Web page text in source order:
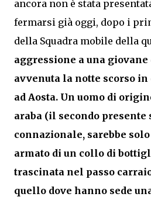
ancora non è stata
fermarsi già oggi, dopo i
della Squadra mobile della
aggressione a una
avvenuta la notte scorso
ad Aosta. Un uomo di
araba (il secondo presente
connazionale, sarebbe
armato di un collo di
trascinata nel passo
quello dove hanno sede